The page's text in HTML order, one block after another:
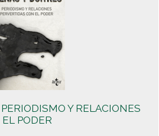
Y RELACIONES
PODER